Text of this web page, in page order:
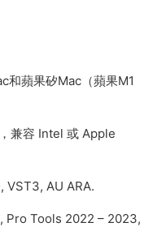
和蘋果矽Mac（蘋果M1
兼容 Intel 或 Apple
VST3, AU ARA.
Pro Tools 2022 – 2023,